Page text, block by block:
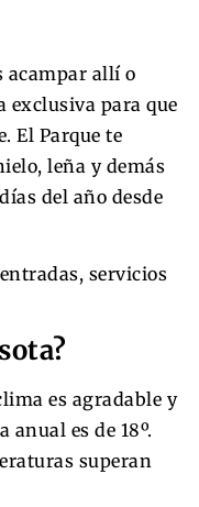
acampar allí o
exclusiva para que
El Parque te
leña y demás
del año desde
servicios
es agradable y
es de 18º.
superan